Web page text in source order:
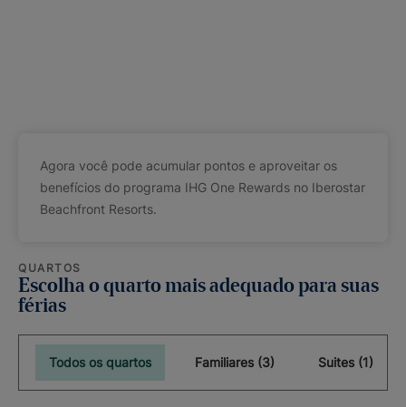
Agora você pode acumular pontos e aproveitar os
benefícios do programa IHG One Rewards no Iberostar
Beachfront Resorts.
QUARTOS
Escolha o quarto mais adequado para suas
férias
Todos os quartos Familiares (3) Suites (1)